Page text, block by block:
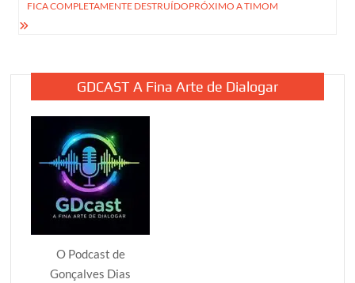
FICA COMPLETAMENTE DESTRUÍDOPRÓXIMO A TIMOM
GDCAST A Fina Arte de Dialogar
O Podcast de
Gonçalves Dias